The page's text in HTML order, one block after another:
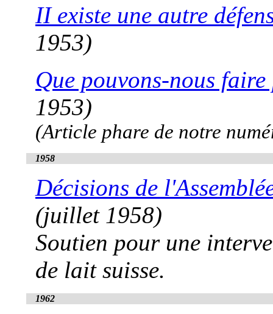
II existe une autre
1953)
Que pouvons-nous
1953)
(Article phare de notre
1958
Décisions de
(juillet 1958)
Soutien pour une
de lait suisse.
1962